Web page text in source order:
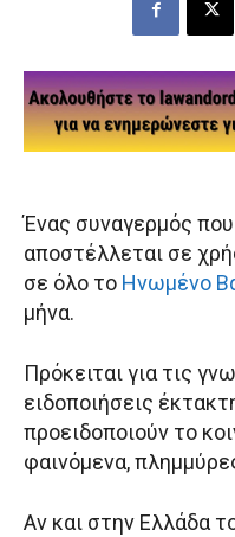
Ένας συναγερμός που
αποστέλλεται σε
σε όλο το Ηνωμένο
μήνα.
Πρόκειται για τις
ειδοποιήσεις
προειδοποιούν το
φαινόμενα,
Αν και στην Ελλάδα